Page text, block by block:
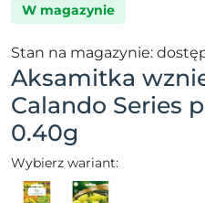
W magazynie
Stan na magazynie:
Aksamitka
Calando Series
0.40g
Wybierz wariant: